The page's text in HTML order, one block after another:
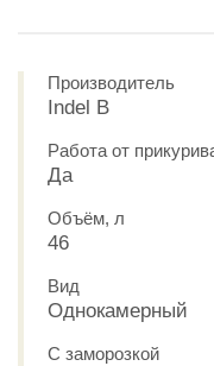
Производитель
Indel B
Работа от
Да
Объём, л
46
Вид
Однокамерный
С заморозкой